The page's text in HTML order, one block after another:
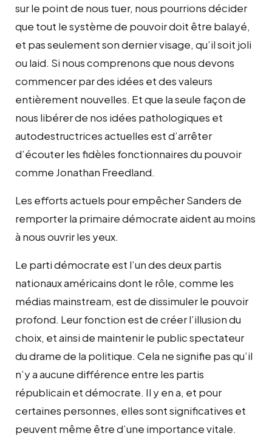
sur le point de nous tuer, nous pourrions décider
que tout le système de pouvoir doit être balayé,
et pas seulement son dernier visage, qu’il soit joli
ou laid. Si nous comprenons que nous devons
commencer par des idées et des valeurs
entièrement nouvelles. Et que la seule façon de
nous libérer de nos idées pathologiques et
autodestructrices actuelles est d’arrêter
d’écouter les fidèles fonctionnaires du pouvoir
comme Jonathan Freedland.
Les efforts actuels pour empêcher Sanders de
remporter la primaire démocrate aident au moins
à nous ouvrir les yeux.
Le parti démocrate est l’un des deux partis
nationaux américains dont le rôle, comme les
médias mainstream, est de dissimuler le pouvoir
profond. Leur fonction est de créer l’illusion du
choix, et ainsi de maintenir le public spectateur
du drame de la politique. Cela ne signifie pas qu’il
n’y a aucune différence entre les partis
républicain et démocrate. Il y en a, et pour
certaines personnes, elles sont significatives et
peuvent même être d’une importance vitale.